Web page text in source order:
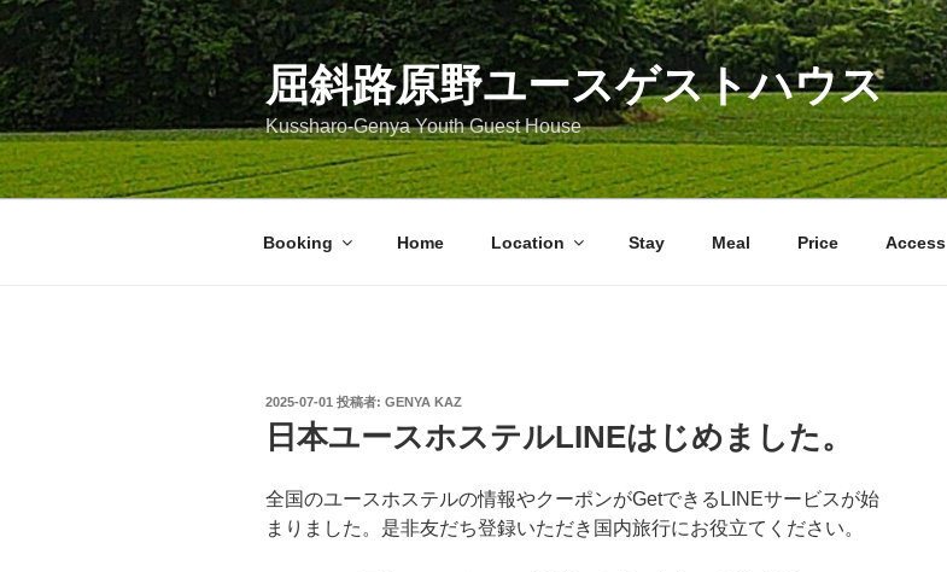
コ
テ
ン
ツ
へ
ス
屈斜路原野ユースゲストハウス
Kussharo-Genya Youth Guest House
Booking Home Location Stay Meal Price Access
投
稿
日:
2025-07-01 投稿者: GENYA KAZ
日本ユースホステルLINEはじめました。
全国のユースホステルの情報やクーポンがGetできるLINEサービスが始
まりました。是非友だち登録いただき国内旅行にお役立てください。